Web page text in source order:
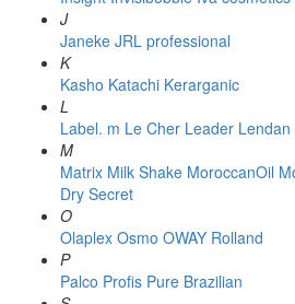
J
Janeke JRL professional
K
Kasho Katachi Kerarganic
L
Label. m Le Cher Leader Lendan
M
Matrix Milk Shake MoroccanOil
Dry Secret
O
Olaplex Osmo OWAY Rolland
P
Palco Profis Pure Brazilian